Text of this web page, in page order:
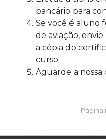
bancário para
Se você é aluno
de aviação,
a cópia do
curso
Aguarde a nossa
Página